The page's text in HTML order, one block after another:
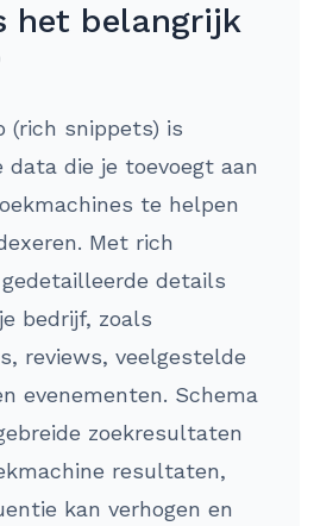
het belangrijk
(rich snippets) is
die je toevoegt aan
te helpen
Met rich
details
bedrijf, zoals
reviews, veelgestelde
evenementen. Schema
zoekresultaten
resultaten,
kan verhogen en